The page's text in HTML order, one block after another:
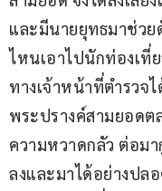
และมีนายยุทธมาช่วย
ไหนเอาไปนักท่องเที่
ทางเจ้าหน้าที่ตำรวจ
พระปรางค์สามยอดต
ความหวาดกลัว ต่อม
ลงและมาได้อย่างป